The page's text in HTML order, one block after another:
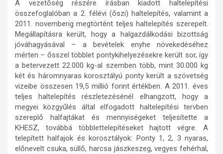
A vezetőség részére írásban kiadott haltelepítési
összefoglalóban a 2. félévi (őszi) haltelepítés, valamint a
2011. novemberig megtörtént teljes haltelepítés szerepelt.
Megállapításra került, hogy a halgazdálkodási bizottság
jóváhagyásával – a bevételek enyhe növekedéséhez
mérten – ősszel többlet pontykihelyezésekre került sor, így
a betervezett 22.000 kg-al szemben több, mint 30.000 kg
két és háromnyaras korosztályú ponty került a szövetség
vizeibe összesen 19,5 millió forint értékben. A 2011. éves
teljes haltelepítés részletezésénél elhangzott, hogy a
megyei közgyűlés által elfogadott haltelepítési tervben
szereplő halfajtákat és mennyiségeket teljesítette a
KHESZ, továbbá többlettelepítéseket hajtott végre. A
telepített halfajok és korosztályok: Ponty 1, 2, 3 nyaras,
előnevelt csuka, süllő, harcsa jászkeszeg, vegyes fehérhal,